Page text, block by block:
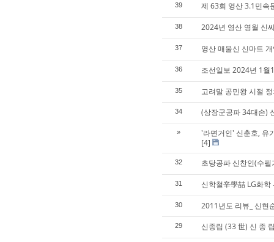
39 제 63회 영산 3.1민속
38 2024년 영산 영월 신
37 영산 매울신 신마트
36 조선일보 2024년 1월
35 고려말 공민왕 시절
34 (상장군공파 34대손)
»
'라면거인' 신춘호, 유
[4]
32 초당공파 신찬인(수
31 신학철辛學喆 LG화
30 2011년도 리뷰_ 신현
29 신종립 (33 世) 신 종